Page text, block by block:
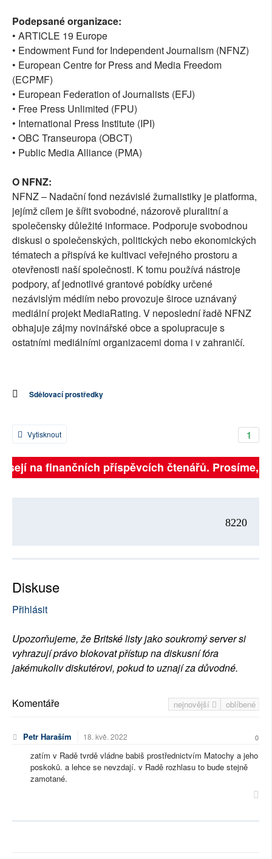
Podepsané organizace:
• ARTICLE 19 Europe
• Endowment Fund for Independent Journalism (NFNZ)
• European Centre for Press and Media Freedom
(ECPMF)
• European Federation of Journalists (EFJ)
• Free Press Unlimited (FPU)
• International Press Institute (IPI)
• OBC Transeuropa (OBCT)
• Public Media Alliance (PMA)
O NFNZ:
NFNZ – Nadační fond nezávislé žurnalistiky je platforma,
jejímž cílem je šířit svobodné, názorově pluralitní a
společensky důležité informace. Podporuje svobodnou
diskusi o společenských, politických nebo ekonomických
tématech a přispívá ke kultivaci veřejného prostoru a
otevřenosti naší společnosti. K tomu používá nástroje
podpory, ať jednotlivé grantové pobídky určené
nezávislým médiím nebo provozuje široce uznávaný
mediální projekt MediaRating. V neposlední řadě NFNZ
obhajuje zájmy novinářské obce a spolupracuje s
ostatními mediálními organizacemi doma i v zahraničí.
Sdělovací prostředky
1
Vytisknout
na finančních příspěvcích čtenářů. Prosíme,
8220
Diskuse
Přihlásit
Upozorňujeme, že Britské listy jako soukromý server si
vyhrazují právo blokovat přístup na diskusní fóra
jakémukoliv diskutérovi, pokud to uznají za důvodné.
nejnovější oblíbené
Komentáře
Petr Haraším 18. kvě. 2022 0
zatím v Radě tvrdě vládne babiš prostřednictvím Matochy a jeho
poskoků. a lehce se nevzdají. v Radě rozhlasu to bude stejně
zamotané.